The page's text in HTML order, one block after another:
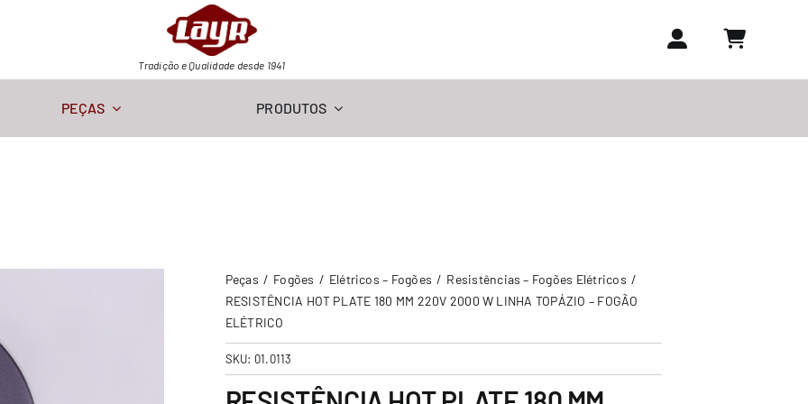
Tradição e Qualidade desde 1941
PEÇAS PRODUTOS
Peças Fogões Elétricos – Fogões
Resistências – Fogões Elétricos
RESISTÊNCIA HOT PLATE 180 MM 220V 2000 W LINHA TOPÁZIO – FOGÃO
ELÉTRICO
SKU: 01.0113